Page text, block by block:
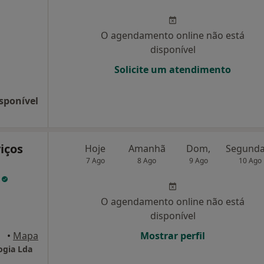
O agendamento online não está
disponível
Solicite um atendimento
• Mapa
Lda
Hoje
7 Ago
Amanhã
8 Ago
Dom,
9 Ago 10 Ago
O agendamento online não está
disponível
Mostrar perfil